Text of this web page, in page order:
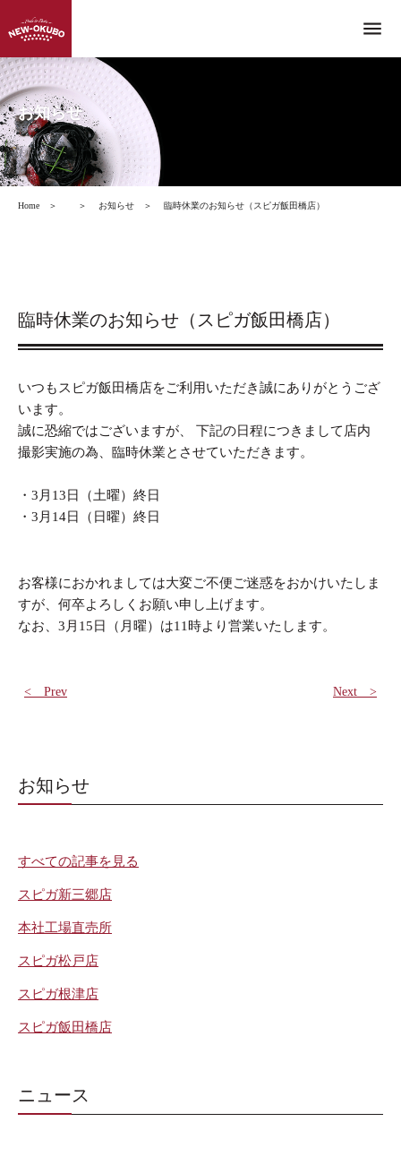
menu
お知らせ
Home ＞ ＞ お知らせ ＞ 臨時休業のお知らせ（スピガ飯田橋店）
臨時休業のお知らせ（スピガ飯田橋店）
いつもスピガ飯田橋店をご利用いただき誠にありがとうござ
います。
誠に恐縮ではございますが、 下記の日程につきまして店内
撮影実施の為、臨時休業とさせていただきます。
・3月13日（土曜）終日
・3月14日（日曜）終日
お客様におかれましては大変ご不便ご迷惑をおかけいたしま
すが、何卒よろしくお願い申し上げます。
なお、3月15日（月曜）は11時より営業いたします。
< Prev Next >
お知らせ
すべての記事を見る
スピガ新三郷店
本社工場直売所
スピガ松戸店
スピガ根津店
スピガ飯田橋店
ニュース